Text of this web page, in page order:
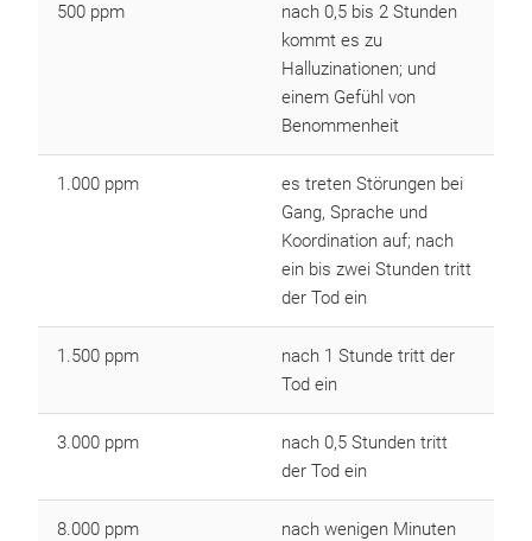
500 ppm
nach 0,5 bis 2 Stunden
kommt es zu
Halluzinationen; und
einem Gefühl von
Benommenheit
1.000 ppm
es treten Störungen bei
Gang, Sprache und
Koordination auf; nach
ein bis zwei Stunden tritt
der Tod ein
1.500 ppm
nach 1 Stunde tritt der
Tod ein
3.000 ppm
nach 0,5 Stunden tritt
der Tod ein
8.000 ppm
nach wenigen Minuten